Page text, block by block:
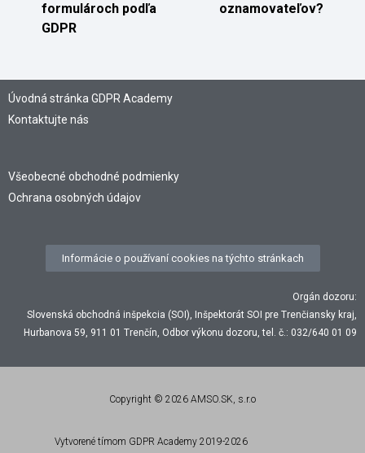
formulároch podľa
GDPR
oznamovateľov?
Úvodná stránka GDPR Academy
Kontaktujte nás
Všeobecné obchodné podmienky
Ochrana osobných údajov
Informácie o používaní cookies na týchto stránkach
Orgán dozoru:
Slovenská obchodná inšpekcia (SOI), Inšpektorát SOI pre Trenčiansky kraj,
Hurbanova 59, 911 01 Trenčín, Odbor výkonu dozoru, tel. č.: 032/640 01 09
Copyright © 2026 AMSO.SK, s.r.o
Vytvorené tímom GDPR Academy 2019-2026